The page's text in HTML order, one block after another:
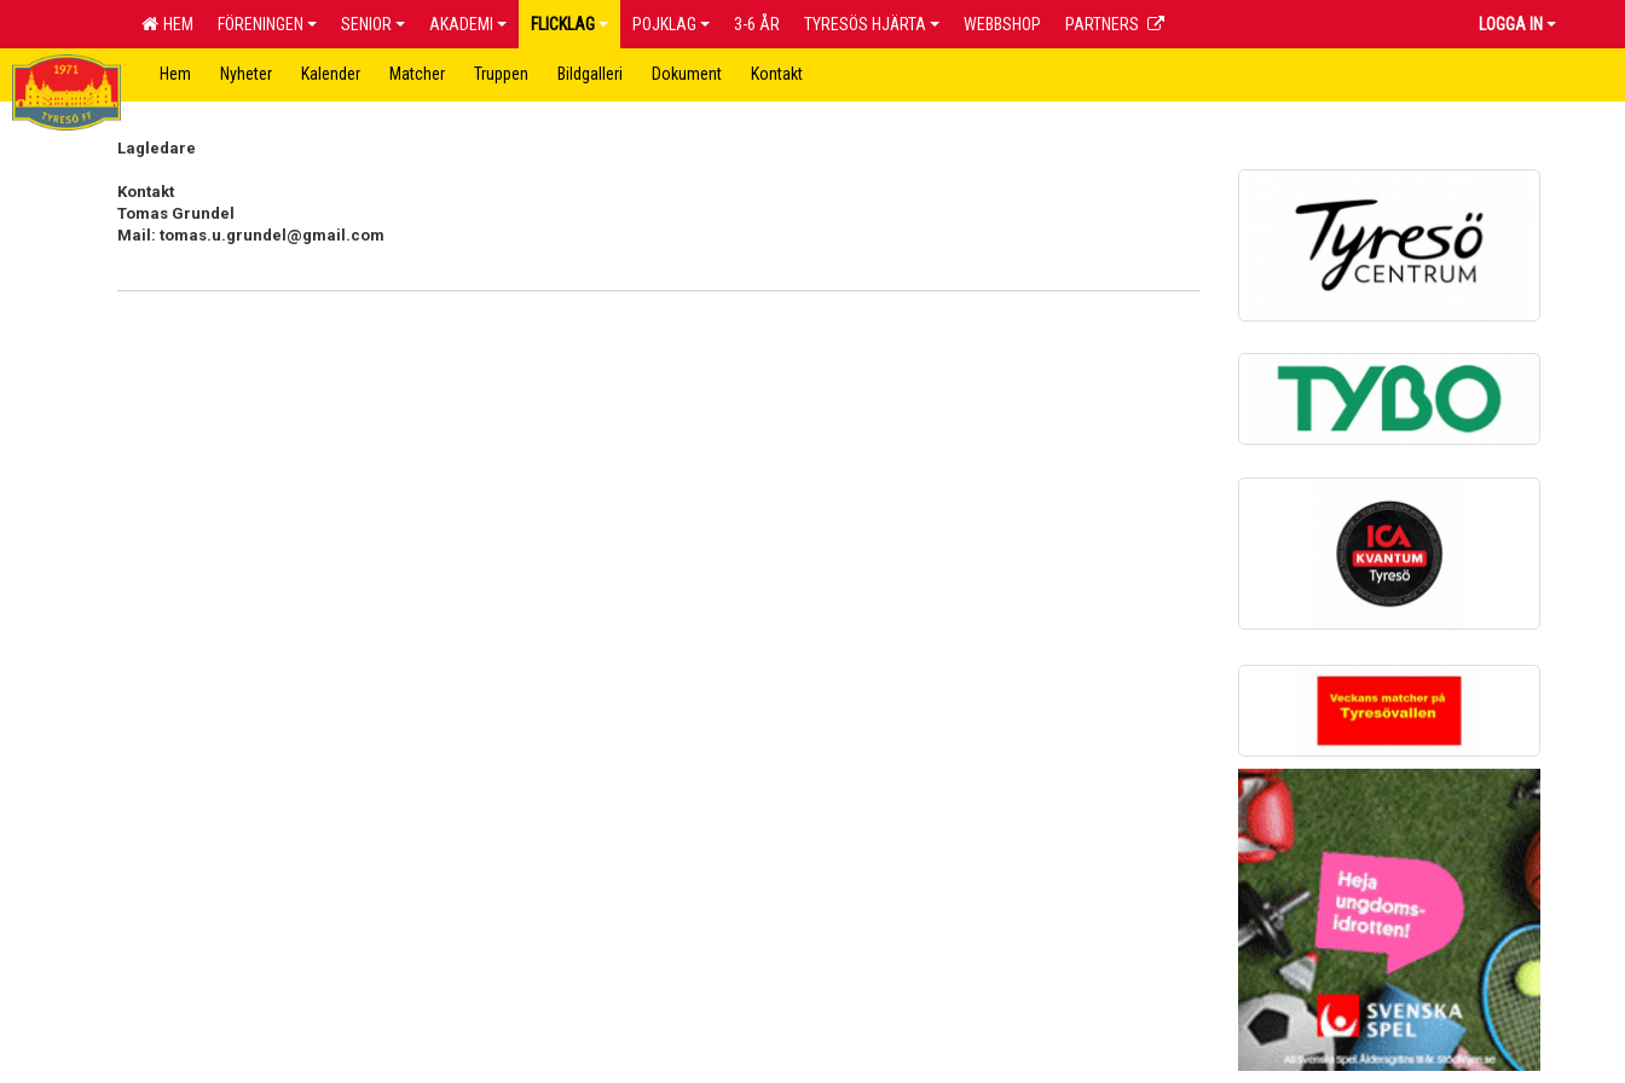
HEM FÖRENINGEN SENIOR AKADEMI FLICKLAG POJKLAG 3-6 ÅR TYRESÖS HJÄRTA WEBBSHOP PARTNERS LOGGA IN
Hem Nyheter Kalender Matcher Truppen Bildgalleri Dokument Kontakt
Lagledare
Kontakt
Tomas Grundel
Mail: tomas.u.grundel@gmail.com